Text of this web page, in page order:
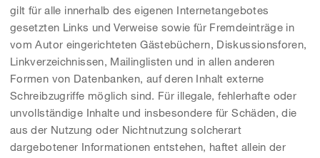
gilt für alle innerhalb des eigenen Internetangebotes
gesetzten Links und Verweise sowie für Fremdeinträge in
vom Autor eingerichteten Gästebüchern, Diskussionsforen,
Linkverzeichnissen, Mailinglisten und in allen anderen
Formen von Datenbanken, auf deren Inhalt externe
Schreibzugriffe möglich sind. Für illegale, fehlerhafte oder
unvollständige Inhalte und insbesondere für Schäden, die
aus der Nutzung oder Nichtnutzung solcherart
dargebotener Informationen entstehen, haftet allein der